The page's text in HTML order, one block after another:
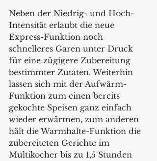
Neben der Niedrig- und Hoch-
Intensität erlaubt die neue
Express-Funktion noch
schnelleres Garen unter Druck
für eine zügigere Zubereitung
bestimmter Zutaten. Weiterhin
lassen sich mit der Aufwärm-
Funktion zum einen bereits
gekochte Speisen ganz einfach
wieder erwärmen, zum anderen
hält die Warmhalte-Funktion die
zubereiteten Gerichte im
Multikocher bis zu 1,5 Stunden